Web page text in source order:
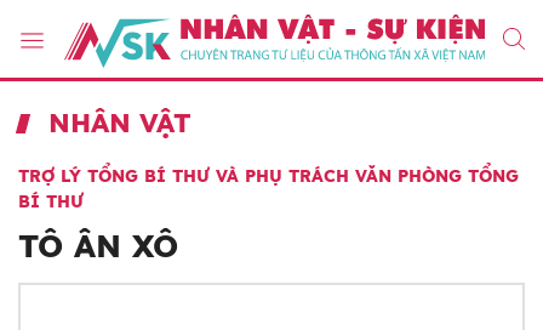
NHÂN VẬT
TRỢ LÝ TỔNG BÍ THƯ VÀ PHỤ TRÁCH VĂN PHÒNG TỔNG
BÍ THƯ
TÔ ÂN XÔ